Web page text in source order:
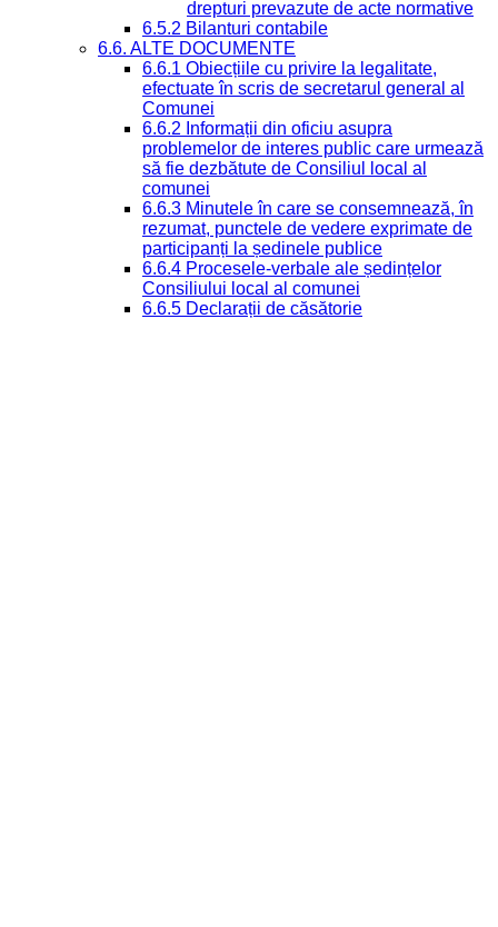
drepturi prevazute de acte normative
6.5.2 Bilanturi contabile
6.6. ALTE DOCUMENTE
6.6.1 Obiecțiile cu privire la legalitate,
efectuate în scris de secretarul general al
Comunei
6.6.2 Informații din oficiu asupra
problemelor de interes public care urmează
să fie dezbătute de Consiliul local al
comunei
6.6.3 Minutele în care se consemnează, în
rezumat, punctele de vedere exprimate de
participanți la ședinele publice
6.6.4 Procesele-verbale ale ședințelor
Consiliului local al comunei
6.6.5 Declarații de căsătorie